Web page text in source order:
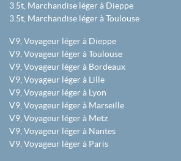
3.5t, Marchandise léger à Dieppe
3.5t, Marchandise léger à Toulouse
V9, Voyageur léger à Dieppe
V9, Voyageur léger à Toulouse
V9, Voyageur léger à Bordeaux
V9, Voyageur léger à Lille
V9, Voyageur léger à Lyon
V9, Voyageur léger à Marseille
V9, Voyageur léger à Metz
V9, Voyageur léger à Nantes
V9, Voyageur léger à Paris